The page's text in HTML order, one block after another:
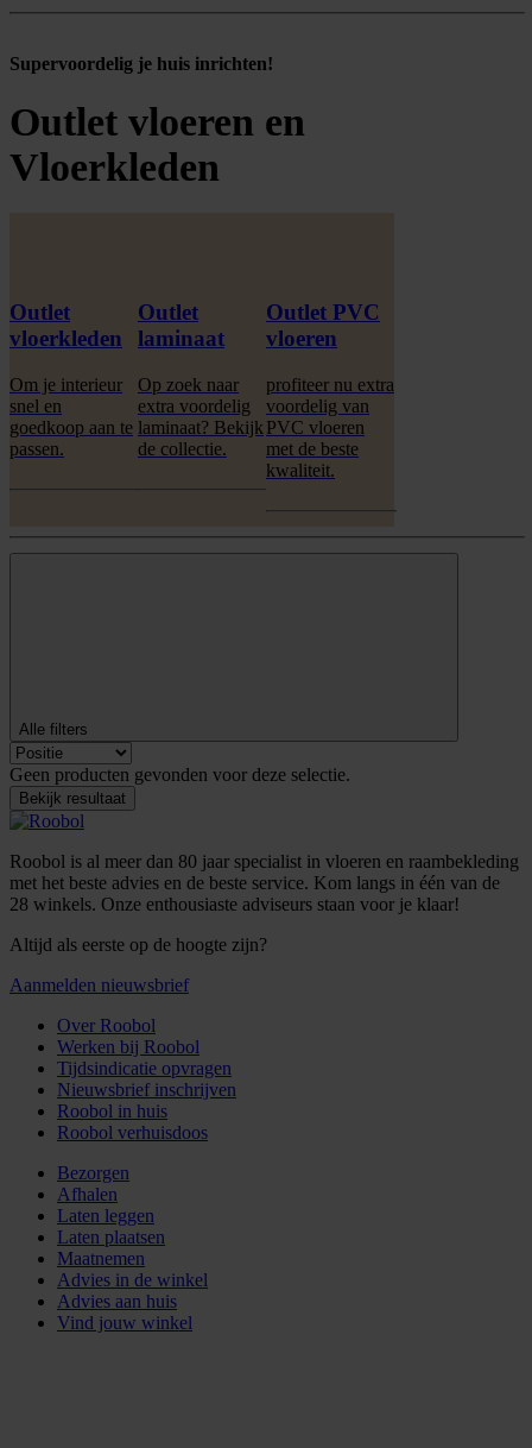
Supervoordelig je huis inrichten!
Outlet vloeren en
Vloerkleden
Outlet
vloerkleden
Om je interieur
snel en
goedkoop aan te
passen.
Outlet
laminaat
Op zoek naar
extra voordelig
laminaat? Bekijk
de collectie.
Outlet PVC
vloeren
profiteer nu extra
voordelig van
PVC vloeren
met de beste
kwaliteit.
Alle filters
Geen producten gevonden voor deze selectie.
Bekijk resultaat
Roobol is al meer dan 80 jaar specialist in vloeren en raambekleding
met het beste advies en de beste service. Kom langs in één van de
28 winkels. Onze enthousiaste adviseurs staan voor je klaar!
Altijd als eerste op de hoogte zijn?
Aanmelden nieuwsbrief
Over Roobol
Werken bij Roobol
Tijdsindicatie opvragen
Nieuwsbrief inschrijven
Roobol in huis
Roobol verhuisdoos
Bezorgen
Afhalen
Laten leggen
Laten plaatsen
Maatnemen
Advies in de winkel
Advies aan huis
Vind jouw winkel